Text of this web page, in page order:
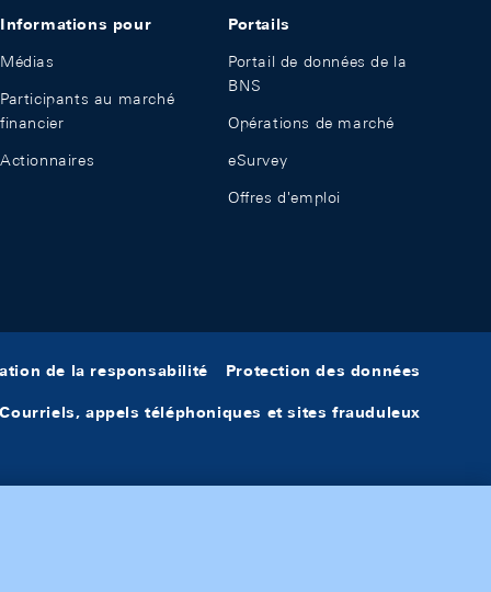
Informations pour
Médias
Participants au marché
financier
Actionnaires
Portails
Portail de données de la
BNS
Opérations de marché
eSurvey
Offres d'emploi
de la responsabilité Protection des données
Courriels, appels téléphoniques et sites frauduleux